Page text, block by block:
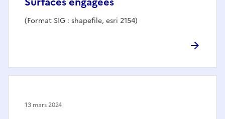
(Format SIG : shapefile, esri 2154)
13 mars 2024